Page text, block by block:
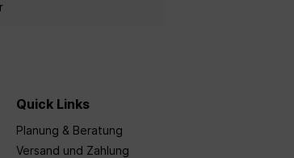
Quick Links
Planung & Beratung
Versand und Zahlung